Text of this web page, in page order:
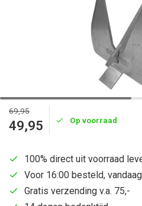
69,95
49,95 Op voorraad
100% direct uit voorraad
Voor 16:00 besteld,
Gratis verzending v.a. 75,-